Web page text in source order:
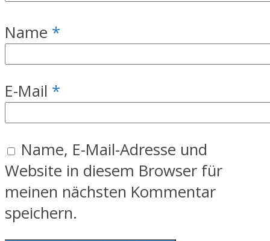
Name *
E-Mail *
Name, E-Mail-Adresse und
Website in diesem Browser für
meinen nächsten Kommentar
speichern.